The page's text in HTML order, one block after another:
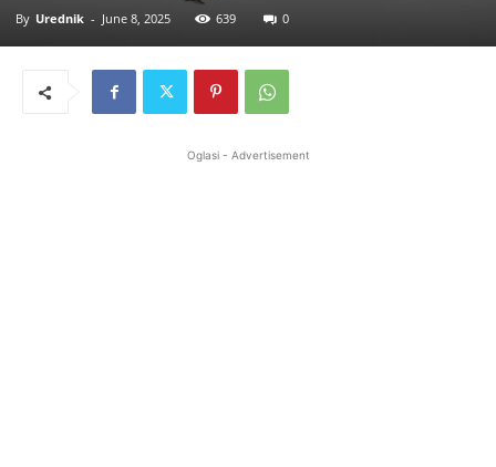
By Urednik - June 8, 2025 639 0
Oglasi - Advertisement